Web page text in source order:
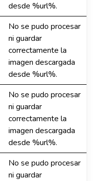
desde %url%.
No se pudo procesar
ni guardar
correctamente la
imagen descargada
desde %url%.
No se pudo procesar
ni guardar
correctamente la
imagen descargada
desde %url%.
No se pudo procesar
ni guardar